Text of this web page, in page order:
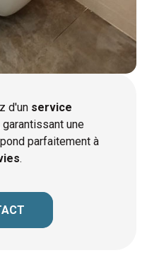
d'un service
garantissant une
parfaitement à
.